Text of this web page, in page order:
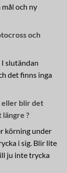
mål och ny
och
I slutändan
det finns inga
eller blir det
?
körning under
i sig. Blir lite
ju inte trycka